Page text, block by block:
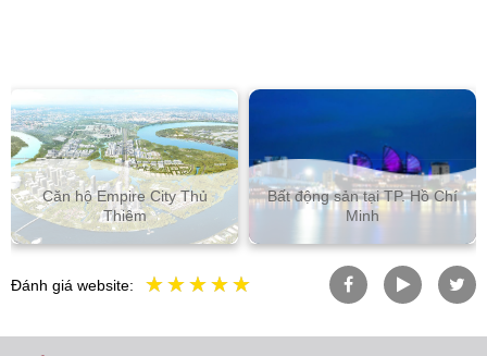
Căn hộ Empire City Thủ
Thiêm
Bất động sản tại TP. Hồ Chí
Minh
Đánh giá website: